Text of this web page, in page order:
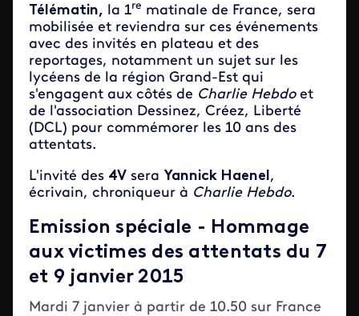
Télématin, la 1re matinale de France, sera
mobilisée et reviendra sur ces événements
avec des invités en plateau et des
reportages, notamment un sujet sur les
lycéens de la région Grand-Est qui
s'engagent aux côtés de Charlie Hebdoet
de l'association Dessinez, Créez, Liberté
(DCL) pour commémorer les 10 ans des
attentats.
L'invité des 4V sera Yannick Haenel,
écrivain, chroniqueur à Charlie Hebdo.
Emission spéciale - Hommage
aux victimes des attentats du 7
et 9 janvier 2015
Mardi 7 janvier à partir de 10.50 sur France